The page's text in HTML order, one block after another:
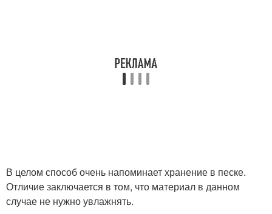
В целом способ очень напоминает хранение в песке.
Отличие заключается в том, что материал в данном
случае не нужно увлажнять.